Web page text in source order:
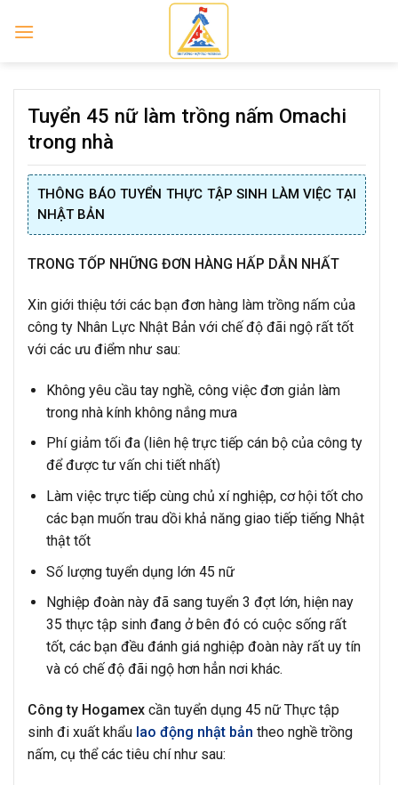
Tuyển 45 nữ làm trồng nấm Omachi
trong nhà
THÔNG BÁO TUYỂN THỰC TẬP SINH LÀM VIỆC TẠI
NHẬT BẢN
TRONG TỐP NHỮNG ĐƠN HÀNG HẤP DẪN NHẤT
Xin giới thiệu tới các bạn đơn hàng làm trồng nấm của
công ty Nhân Lực Nhật Bản với chế độ đãi ngộ rất tốt
với các ưu điểm như sau:
Không yêu cầu tay nghề, công việc đơn giản làm
trong nhà kính không nắng mưa
Phí giảm tối đa (liên hệ trực tiếp cán bộ của công ty
để được tư vấn chi tiết nhất)
Làm việc trực tiếp cùng chủ xí nghiệp, cơ hội tốt cho
các bạn muốn trau dồi khả năng giao tiếp tiếng Nhật
thật tốt
Số lượng tuyển dụng lớn 45 nữ
Nghiệp đoàn này đã sang tuyển 3 đợt lớn, hiện nay
35 thực tập sinh đang ở bên đó có cuộc sống rất
tốt, các bạn đều đánh giá nghiệp đoàn này rất uy tín
và có chế độ đãi ngộ hơn hẳn nơi khác.
Công ty Hogamex cần tuyển dụng 45 nữ Thực tập
sinh đi xuất khẩu lao động nhật bản theo nghề trồng
nấm, cụ thể các tiêu chí như sau: